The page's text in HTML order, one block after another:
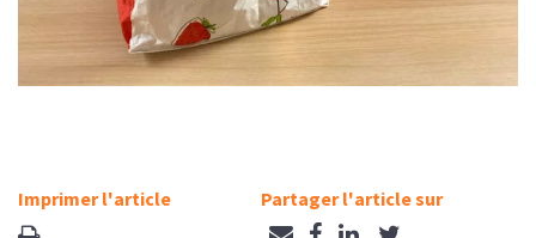
Imprimer l'article Partager l'article sur